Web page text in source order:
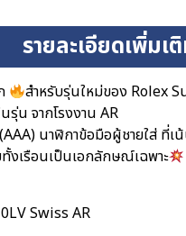
รายละเอียดเพิ่มเ
สำหรับรุ่นใหม่ของ Rolex
น จากโรงงาน AR
นาฬิกาข้อมือผู้ชายใส่ ที่
งเรือนเป็นเอกลักษณ์เฉพาะ
Swiss AR